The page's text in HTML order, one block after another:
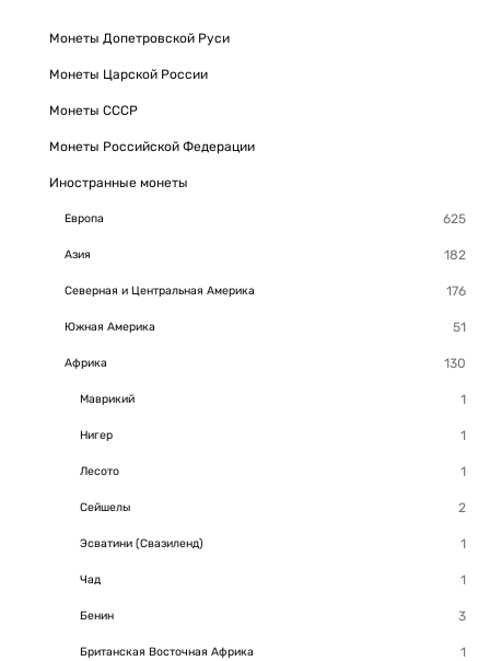
Монеты Допетровской Руси
Монеты Царской России
Монеты СССР
Монеты Российской Федерации
Иностранные монеты
Европа
Азия
Северная и Центральная Америка
Южная Америка
Африка
Маврикий
Нигер
Лесото
Сейшелы
Эсватини (Свазиленд)
Чад
Бенин
Британская Восточная Африка